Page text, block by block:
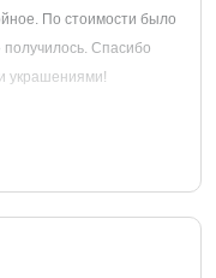
По стоимости было
получилось. Спасибо
украшениями!